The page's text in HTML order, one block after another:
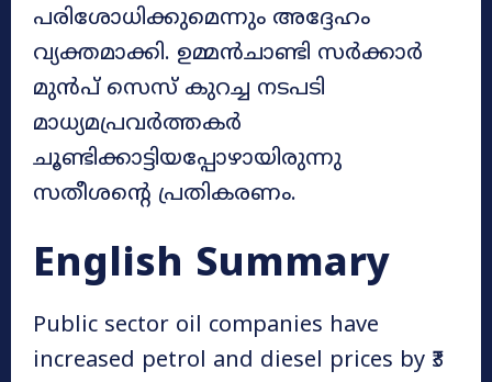
പരിശോധിക്കുമെന്നും അദ്ദേഹം
വ്യക്തമാക്കി. ഉമ്മൻചാണ്ടി സർക്കാർ
മുൻപ് സെസ് കുറച്ച നടപടി
മാധ്യമപ്രവർത്തകർ
ചൂണ്ടിക്കാട്ടിയപ്പോഴായിരുന്നു
സതീശന്റെ പ്രതികരണം.
English Summary
Public sector oil companies have
increased petrol and diesel prices by ₹3